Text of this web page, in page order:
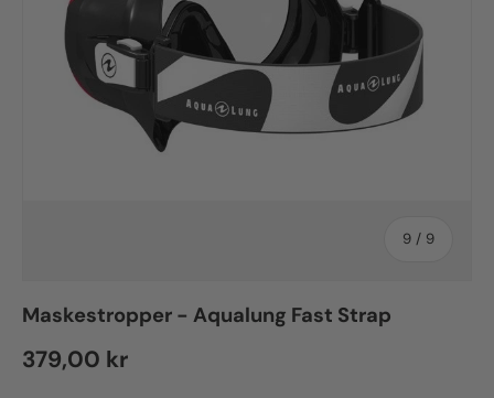
9 / of
9
Maskestropper - Aqualung Fast Strap
Regular price
379,00 kr